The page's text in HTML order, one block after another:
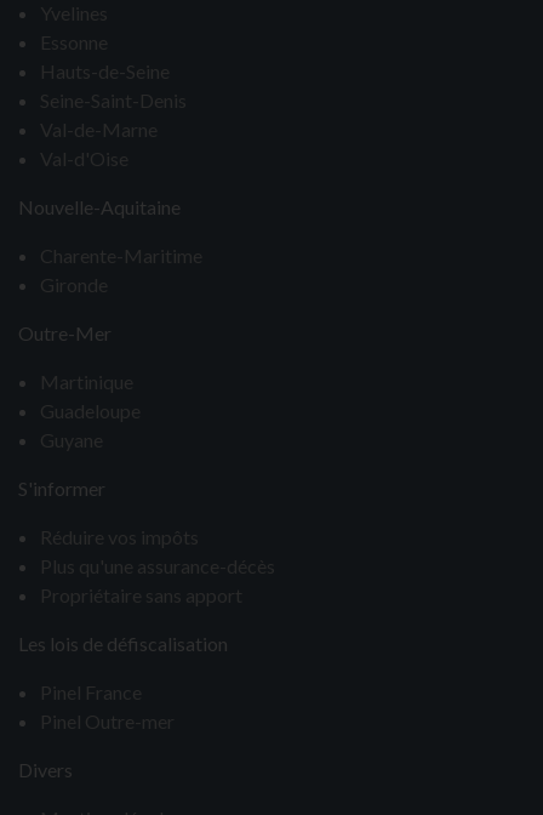
Yvelines
Essonne
Hauts-de-Seine
Seine-Saint-Denis
Val-de-Marne
Val-d'Oise
Nouvelle-Aquitaine
Charente-Maritime
Gironde
Outre-Mer
Martinique
Guadeloupe
Guyane
S'informer
Réduire vos impôts
Plus qu'une assurance-décès
Propriétaire sans apport
Les lois de défiscalisation
Pinel France
Pinel Outre-mer
Divers